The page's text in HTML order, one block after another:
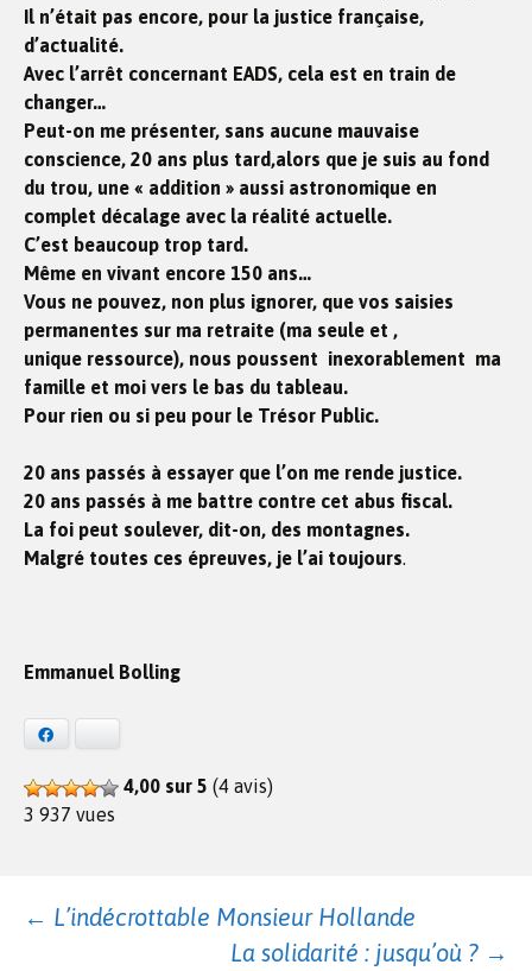
Il n’était pas encore, pour la justice française,
d’actualité.
Avec l’arrêt concernant EADS, cela est en train de
changer…
Peut-on me présenter, sans aucune mauvaise
conscience, 20 ans plus tard,alors que je suis au fond
du trou, une « addition » aussi astronomique en
complet décalage avec la réalité actuelle.
C’est beaucoup trop tard.
Même en vivant encore 150 ans…
Vous ne pouvez, non plus ignorer, que vos saisies
permanentes sur ma retraite (ma seule et ,
unique ressource), nous poussent inexorablement ma
famille et moi vers le bas du tableau.
Pour rien ou si peu pour le Trésor Public.
20 ans passés à essayer que l’on me rende justice.
20 ans passés à me battre contre cet abus fiscal.
La foi peut soulever, dit-on, des montagnes.
Malgré toutes ces épreuves, je l’ai toujours.
Emmanuel Bolling
4,00 sur 5 (4 avis)
3 937 vues
Navigation
← L’indécrottable Monsieur Hollande
La solidarité : jusqu’où ? →